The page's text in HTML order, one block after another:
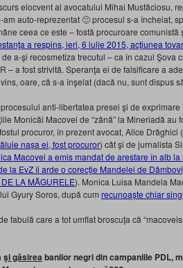
elocvent al avocatului Mihai Mustăciosu,
am auto-reprezentat 🙂 procesul s-a încheiat,
ceea ce este – fostă procuroare comunistă
a respins, ieri, 6 iulie 2015, acţiunea
a-şi recosmetiza trecutul – ca în cazul Şova
– a fost strivită. Speranţa ei de falsificare a
oare, că s-a înşelat (dacă nu, sunt dispus
anti-libertatea presei şi de
Monicăi Macovei de “zână” la Mineriadă au
procuror, în prezent avocat, Alice Drăghici (
nașa ei, fost procuror) cât şi de jurnalista
Macovei a emis mandat de arestare în alb
la EvZ îi arde o corecţie Mandelei de
LA MĂGURELE). Monica Luisa Mandela
Gyury Soros, după cum recunoaşte chiar
fabulă care a tot umflat broscuţa că
şi găsirea banilor negri din campaniile PDL,